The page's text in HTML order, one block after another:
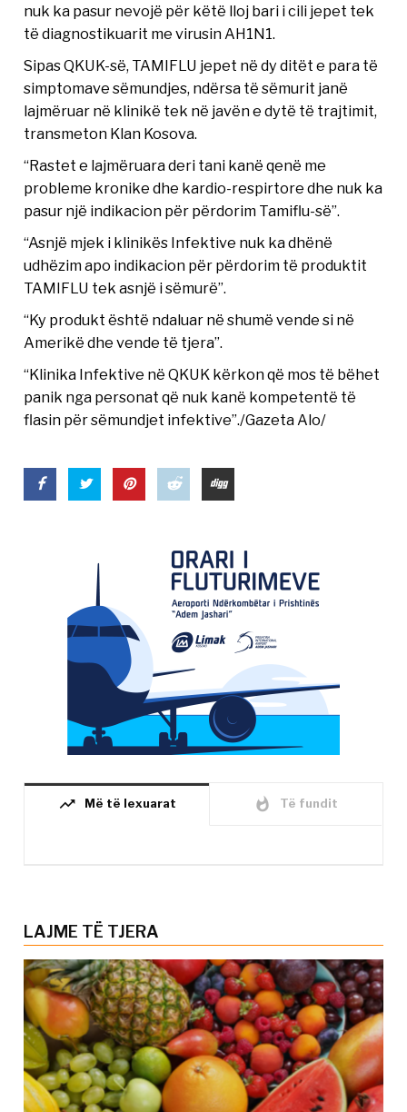
nuk ka pasur nevojë për këtë lloj bari i cili jepet tek
të diagnostikuarit me virusin AH1N1.
Sipas QKUK-së, TAMIFLU jepet në dy ditët e para të
simptomave sëmundjes, ndërsa të sëmurit janë
lajmëruar në klinikë tek në javën e dytë të trajtimit,
transmeton Klan Kosova.
“Rastet e lajmëruara deri tani kanë qenë me
probleme kronike dhe kardio-respirtore dhe nuk ka
pasur një indikacion për përdorim Tamiflu-së”.
“Asnjë mjek i klinikës Infektive nuk ka dhënë
udhëzim apo indikacion për përdorim të produktit
TAMIFLU tek asnjë i sëmurë”.
“Ky produkt është ndaluar në shumë vende si në
Amerikë dhe vende të tjera”.
“Klinika Infektive në QKUK kërkon që mos të bëhet
panik nga personat që nuk kanë kompetentë të
flasin për sëmundjet infektive”./Gazeta Alo/
trending_up Më të lexuarat whatshot Të fundit
LAJME TË TJERA